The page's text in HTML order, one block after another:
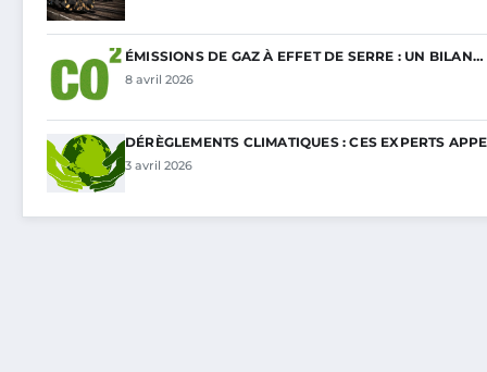
ÉMISSIONS DE GAZ À EFFET DE SERRE : UN BILAN…
8 avril 2026
DÉRÈGLEMENTS CLIMATIQUES : CES EXPERTS
3 avril 2026